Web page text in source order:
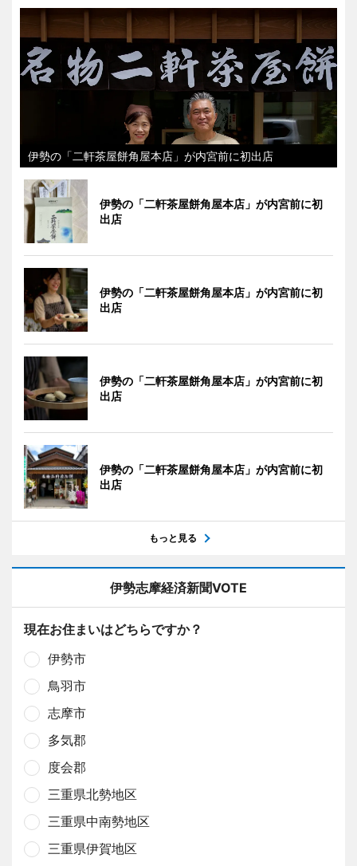
伊勢の「二軒茶屋餅角屋本店」が内宮前に初出店
伊勢の「二軒茶屋餅角屋本店」が内宮前に初
出店
伊勢の「二軒茶屋餅角屋本店」が内宮前に初
出店
伊勢の「二軒茶屋餅角屋本店」が内宮前に初
出店
伊勢の「二軒茶屋餅角屋本店」が内宮前に初
出店
もっと見る
伊勢志摩経済新聞VOTE
現在お住まいはどちらですか？
伊勢市
鳥羽市
志摩市
多気郡
度会郡
三重県北勢地区
三重県中南勢地区
三重県伊賀地区